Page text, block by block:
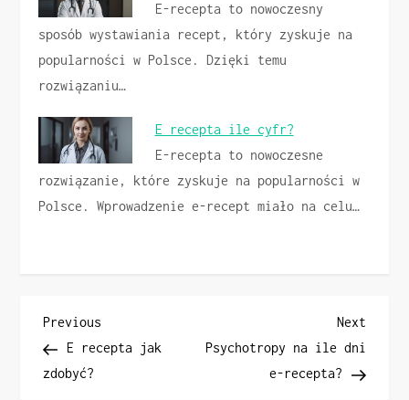
E-recepta to nowoczesny
sposób wystawiania recept, który zyskuje na
popularności w Polsce. Dzięki temu
rozwiązaniu…
E recepta ile cyfr?
E-recepta to nowoczesne
rozwiązanie, które zyskuje na popularności w
Polsce. Wprowadzenie e-recept miało na celu…
N
a
Previous
Post
Previous
E recepta jak
zdobyć?
Next
Next
Psychotropy na ile dni
e-recepta?